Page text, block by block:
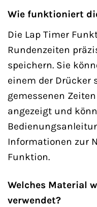
Wie funktioniert
Die Lap Timer
Rundenzeiten
speichern. Sie
einem der Drücker
gemessenen
angezeigt und
Informationen zur
Funktion.
Welches Material
verwendet?